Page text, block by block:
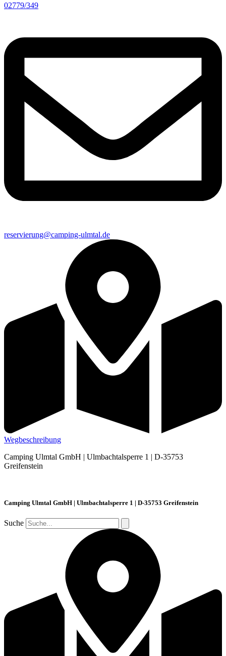
02779/349
reservierung@camping-ulmtal.de
Wegbeschreibung
Camping Ulmtal GmbH | Ulmbachtalsperre 1 | D-35753
Greifenstein
Camping Ulmtal GmbH | Ulmbachtalsperre 1 | D-35753 Greifenstein
Suche